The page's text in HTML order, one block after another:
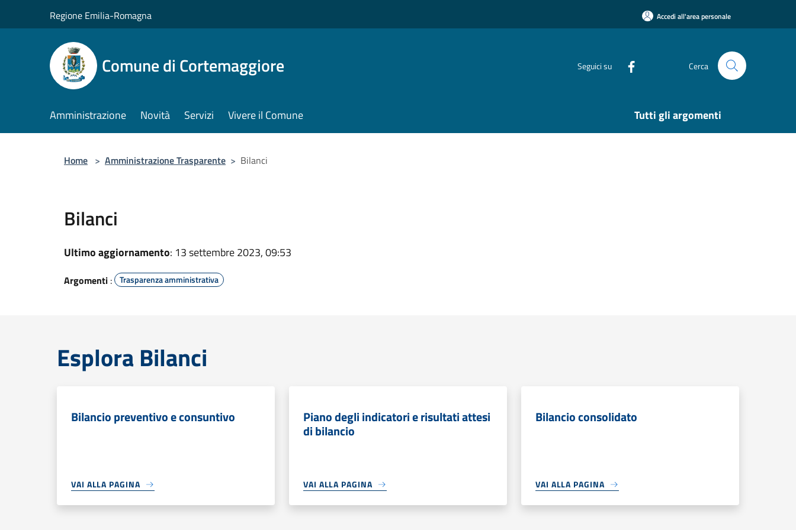
Regione Emilia-Romagna Accedi all'area personale
Comune di Cortemaggiore Seguici su Cerca
Amministrazione Novità Servizi Vivere il Comune Tutti gli argomenti
Home > Amministrazione Trasparente > Bilanci
Bilanci
Ultimo aggiornamento: 13 settembre 2023, 09:53
Argomenti : Trasparenza amministrativa
Esplora Bilanci
Bilancio preventivo e consuntivo
VAI ALLA PAGINA
Piano degli indicatori e risultati attesi
di bilancio
VAI ALLA PAGINA
Bilancio consolidato
VAI ALLA PAGINA